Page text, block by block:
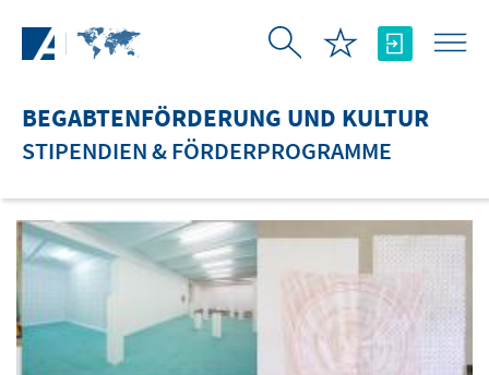
BEGABTENFÖRDERUNG UND KULTUR
STIPENDIEN & FÖRDERPROGRAMME